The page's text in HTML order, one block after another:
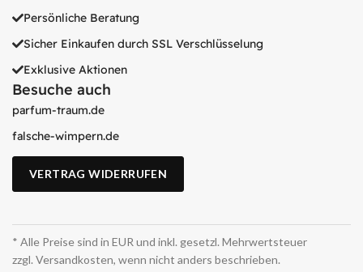
Persönliche Beratung
Sicher Einkaufen durch SSL Verschlüsselung
Exklusive Aktionen
Besuche auch
parfum-traum.de
falsche-wimpern.de
VERTRAG WIDERRUFEN
* Alle Preise sind in EUR und inkl. gesetzl. Mehrwertsteuer
zzgl. Versandkosten, wenn nicht anders beschrieben.